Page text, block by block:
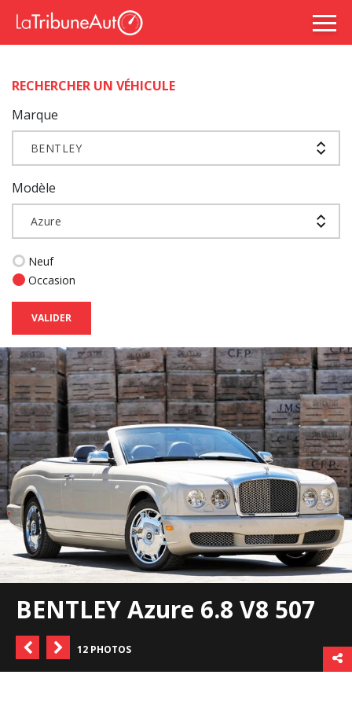
RECHERCHER UN VÉHICULE
Marque
BENTLEY
Modèle
Azure
Neuf
Occasion
VALIDER
BENTLEY Azure 6.8 V8 507
12 PHOTOS